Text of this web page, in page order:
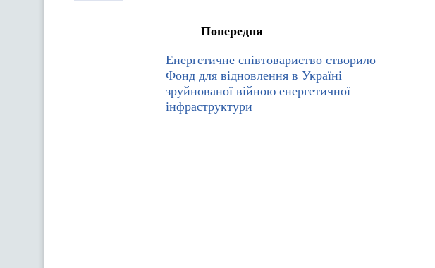
Попередня
Енергетичне співтовариство створило
Фонд для відновлення в Україні
зруйнованої війною енергетичної
інфраструктури